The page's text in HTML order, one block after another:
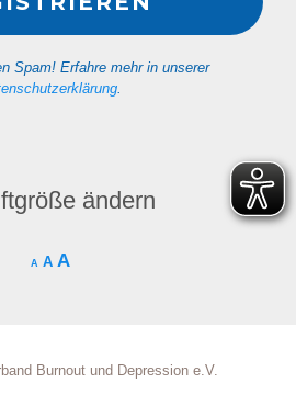
Spam! Erfahre mehr in unserer
ändern
A A A
Burnout und Depression e.V.